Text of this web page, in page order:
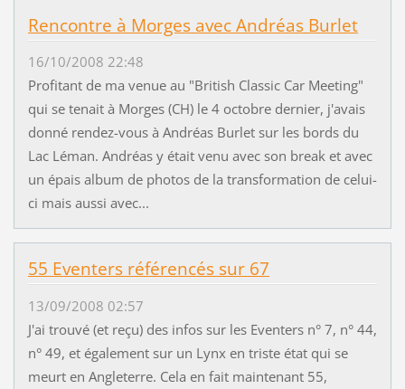
Rencontre à Morges avec Andréas Burlet
16/10/2008 22:48
Profitant de ma venue au "British Classic Car Meeting"
qui se tenait à Morges (CH) le 4 octobre dernier, j'avais
donné rendez-vous à Andréas Burlet sur les bords du
Lac Léman. Andréas y était venu avec son break et avec
un épais album de photos de la transformation de celui-
ci mais aussi avec...
55 Eventers référencés sur 67
13/09/2008 02:57
J'ai trouvé (et reçu) des infos sur les Eventers n° 7, n° 44,
n° 49, et également sur un Lynx en triste état qui se
meurt en Angleterre. Cela en fait maintenant 55,